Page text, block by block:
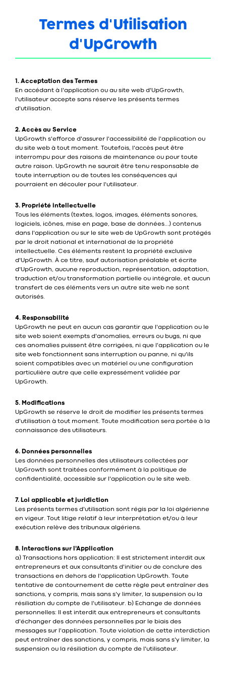
Termes d'Utilisation
d'UpGrowth
1. Acceptation des Termes
En accédant à l'application ou au site web d'UpGrowth,
l'utilisateur accepte sans réserve les présents termes
d'utilisation.
2. Accès au Service
UpGrowth s'efforce d'assurer l'accessibilité de l'application ou
du site web à tout moment. Toutefois, l'accès peut être
interrompu pour des raisons de maintenance ou pour toute
autre raison. UpGrowth ne saurait être tenu responsable de
toute interruption ou de toutes les conséquences qui
pourraient en découler pour l'utilisateur.
3. Propriété intellectuelle
Tous les éléments (textes, logos, images, éléments sonores,
logiciels, icônes, mise en page, base de données...) contenus
dans l'application ou sur le site web de UpGrowth sont protégés
par le droit national et international de la propriété
intellectuelle. Ces éléments restent la propriété exclusive
d'UpGrowth. À ce titre, sauf autorisation préalable et écrite
d'UpGrowth, aucune reproduction, représentation, adaptation,
traduction et/ou transformation partielle ou intégrale, et aucun
transfert de ces éléments vers un autre site web ne sont
autorisés.
4. Responsabilité
UpGrowth ne peut en aucun cas garantir que l'application ou le
site web soient exempts d'anomalies, erreurs ou bugs, ni que
ces anomalies puissent être corrigées, ni que l'application ou le
site web fonctionnent sans interruption ou panne, ni qu'ils
soient compatibles avec un matériel ou une configuration
particulière autre que celle expressément validée par
UpGrowth.
5. Modifications
UpGrowth se réserve le droit de modifier les présents termes
d'utilisation à tout moment. Toute modification sera portée à la
connaissance des utilisateurs.
6. Données personnelles
Les données personnelles des utilisateurs collectées par
UpGrowth sont traitées conformément à la politique de
confidentialité, accessible sur l'application ou le site web.
7. Loi applicable et juridiction
Les présents termes d'utilisation sont régis par la loi algérienne
en vigeur. Tout litige relatif à leur interprétation et/ou à leur
exécution relève des tribunaux algériens.
8. Interactions sur l'Application
a) Transactions hors application: Il est strictement interdit aux
entrepreneurs et aux consultants d'initier ou de conclure des
transactions en dehors de l'application UpGrowth. Toute
tentative de contournement de cette règle peut entraîner des
sanctions, y compris, mais sans s'y limiter, la suspension ou la
résiliation du compte de l'utilisateur. b) Echange de données
personnelles: Il est interdit aux entrepreneurs et consultants
d'échanger des données personnelles par le biais des
messages sur l'application. Toute violation de cette interdiction
peut entraîner des sanctions, y compris, mais sans s'y limiter, la
suspension ou la résiliation du compte de l'utilisateur.